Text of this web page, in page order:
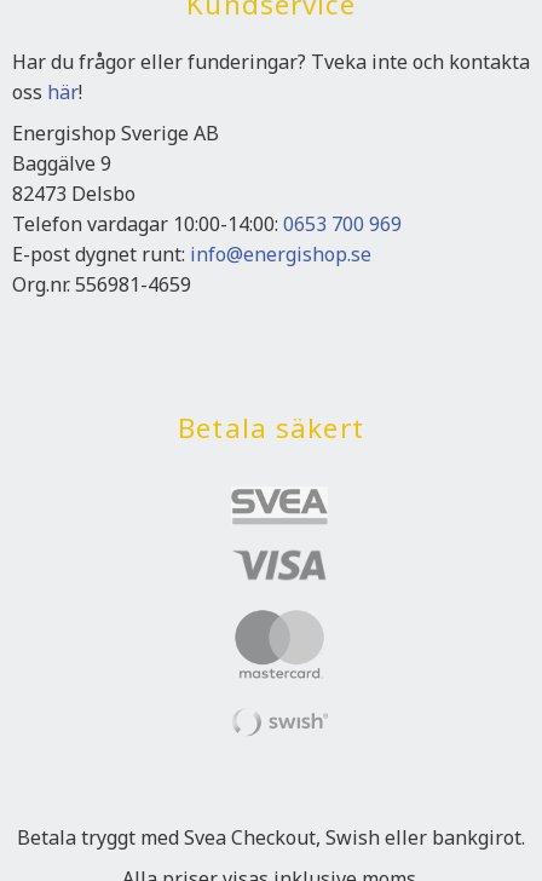
Har du frågor eller funderingar? Tveka inte och kontakta
oss här!
Energishop Sverige AB
Baggälve 9
82473 Delsbo
Telefon vardagar 10:00-14:00: 0653 700 969
E-post dygnet runt: info@energishop.se
Org.nr. 556981-4659
Betala säkert
Betala tryggt med Svea Checkout, Swish eller bankgirot.